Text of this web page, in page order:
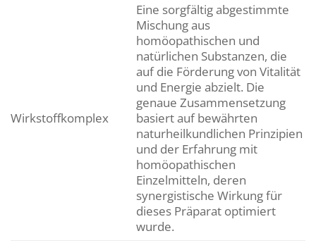
Wirkstoffkomplex
Eine sorgfältig abgestimmte
Mischung aus
homöopathischen und
natürlichen Substanzen, die
auf die Förderung von Vitalität
und Energie abzielt. Die
genaue Zusammensetzung
basiert auf bewährten
naturheilkundlichen Prinzipien
und der Erfahrung mit
homöopathischen
Einzelmitteln, deren
synergistische Wirkung für
dieses Präparat optimiert
wurde.